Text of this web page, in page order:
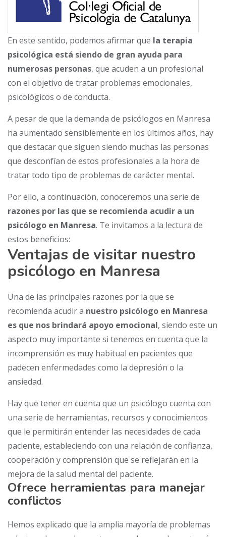
En este sentido, podemos afirmar que la terapia
psicológica está siendo de gran ayuda para
numerosas personas, que acuden a un profesional
con el objetivo de tratar problemas emocionales,
psicológicos o de conducta.
A pesar de que la demanda de psicólogos en Manresa
ha aumentado sensiblemente en los últimos años, hay
que destacar que siguen siendo muchas las personas
que desconfían de estos profesionales a la hora de
tratar todo tipo de problemas de carácter mental.
Por ello, a continuación, conoceremos una serie de
razones por las que se recomienda acudir a un
psicólogo en Manresa. Te invitamos a la lectura de
estos beneficios:
Ventajas de visitar nuestro
psicólogo en Manresa
Una de las principales razones por la que se
recomienda acudir a nuestro psicólogo en Manresa
es que nos brindará apoyo emocional, siendo este un
aspecto muy importante si tenemos en cuenta que la
incomprensión es muy habitual en pacientes que
padecen enfermedades como la depresión o la
ansiedad.
Hay que tener en cuenta que un psicólogo cuenta con
una serie de herramientas, recursos y conocimientos
que le permitirán entender las necesidades de cada
paciente, estableciendo con una relación de confianza,
cooperación y comprensión que se reflejarán en la
mejora de la salud mental del paciente.
Ofrece herramientas para manejar
conflictos
Hemos explicado que la amplia mayoría de problemas